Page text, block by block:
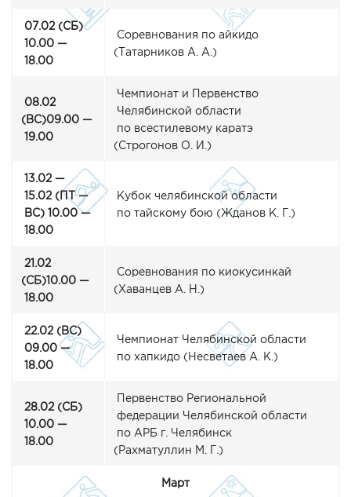
07.02 (СБ)
10.00 —
18.00
Соревнования по айкидо
(ТатарниковА. А.)
08.02
(ВС)09.00 —
19.00
Чемпионат и Первенство
Челябинской области
по всестилевому каратэ
(СтрогоновО. И.)
13.02 —
15.02 (ПТ—
ВС) 10.00 —
18.00
Кубок челябинской области
по тайскому бою (Жданов К. Г.)
21.02
(СБ)10.00 —
18.00
Соревнования по киокусинкай
(ХаванцевА. Н.)
22.02 (ВС)
09.00 —
18.00
Чемпионат Челябинской области
по хапкидо (Несветаев А. К.)
28.02 (СБ)
10.00 —
18.00
Первенство Региональной
федерации Челябинской области
по АРБ г. Челябинск
(Рахматуллин М. Г.)
Март